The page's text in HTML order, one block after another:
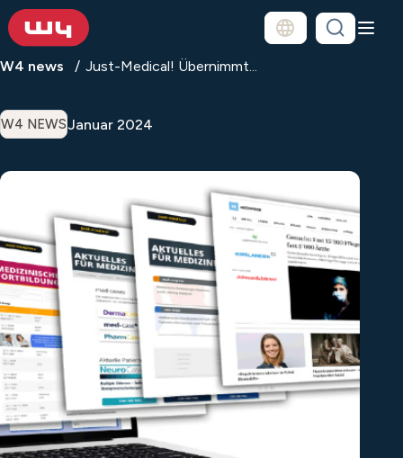
W4 news Just-Medical! Übernimmt...
W4 NEWSJanuar 2024